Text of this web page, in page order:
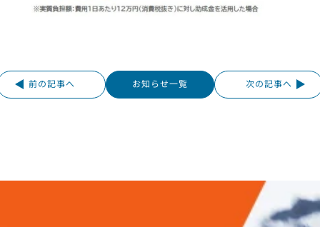
前の記事へ お知らせ一覧 次の記事へ